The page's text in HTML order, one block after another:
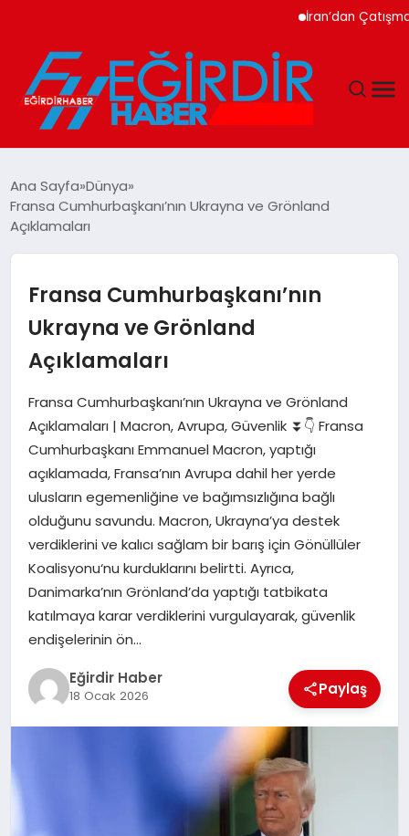
İran’dan Çatışma
EĞITIM
MAGAZIN
SIYASET
SPOR
TEKNOLOJI
YAŞAM
Ana Sayfa Dünya
Fransa Cumhurbaşkanı’nın Ukrayna ve Grönland
Açıklamaları
Fransa Cumhurbaşkanı’nın
Ukrayna ve Grönland
Açıklamaları
Fransa Cumhurbaşkanı’nın Ukrayna ve Grönland
Açıklamaları | Macron, Avrupa, Güvenlik ⏬👇 Fransa
Cumhurbaşkanı Emmanuel Macron, yaptığı
açıklamada, Fransa’nın Avrupa dahil her yerde
ulusların egemenliğine ve bağımsızlığına bağlı
olduğunu savundu. Macron, Ukrayna’ya destek
verdiklerini ve kalıcı sağlam bir barış için Gönüllüler
Koalisyonu‘nu kurduklarını belirtti. Ayrıca,
Danimarka’nın Grönland’da yaptığı tatbikata
katılmaya karar verdiklerini vurgulayarak, güvenlik
endişelerinin ön…
Eğirdir Haber
18 Ocak 2026 Paylaş